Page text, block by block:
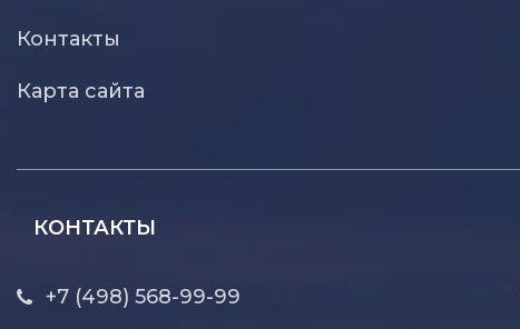
Контакты
Карта сайта
КОНТАКТЫ
+7 (498) 568-99-99